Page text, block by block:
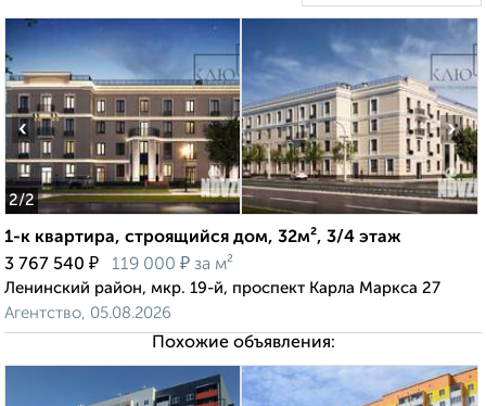
2/2
‹ ›
1-к квартира, строящийся дом, 32м², 3/4 этаж
3 767 540 ₽ 119 000 ₽ за м²
Ленинский район, мкр. 19-й, проспект Карла Маркса 27
Агентство, 05.08.2026
Похожие объявления: